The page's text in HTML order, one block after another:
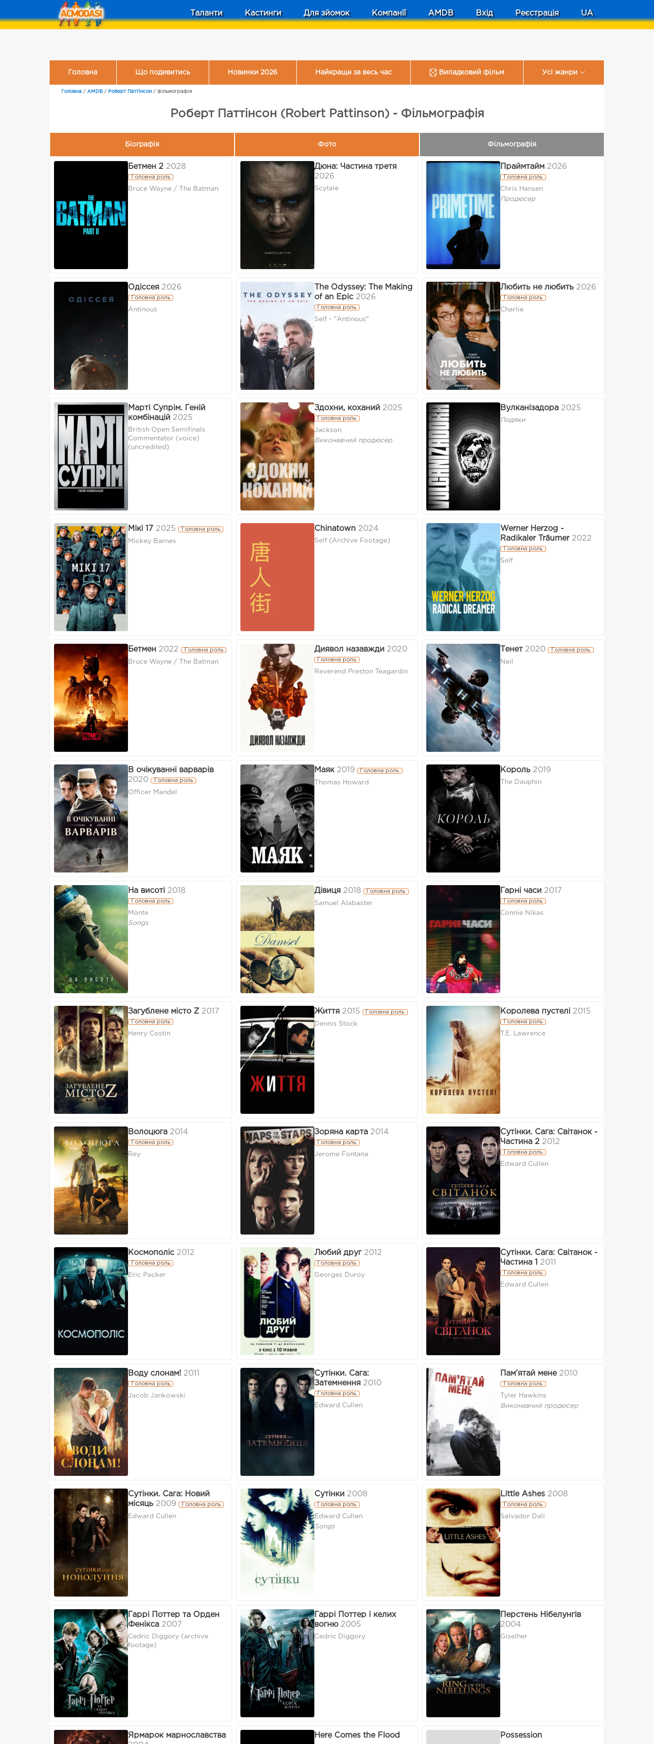
Таланти Кастинги Для зйомок Компанії AMDB Вхід Реєстрація UA
Головна Що подивитись Новинки 2026 Найкраще за весь час Випадковий фільм Усі жанри
Головна / AMDB / Роберт Паттінсон / Фільмографія
Роберт Паттінсон (Robert Pattinson) - Фільмографія
Біографія Фото Фільмографія
Бетмен 2 2028
Головна роль
Bruce Wayne / The Batman
Дюна: Частина третя
2026
Scytale
Праймтайм 2026
Головна роль
Chris Hansen
Продюсер
Одіссея 2026
Головна роль
Antinous
The Odyssey: The Making
of an Epic 2026
Головна роль
Self - "Antinous"
Любить не любить 2026
Головна роль
Charlie
Марті Супрім. Геній
комбінацій 2025
British Open Semifinals
Commentator (voice)
(uncredited)
Здохни, коханий 2025
Головна роль
Jackson
Виконавчий продюсер
Вулканізадора 2025
Подяки
Мікі 17 2025 Головна роль
Mickey Barnes
Chinatown 2024
Self (Archive Footage)
Werner Herzog -
Radikaler Träumer 2022
Головна роль
Self
Бетмен 2022 Головна роль
Bruce Wayne / The Batman
Диявол назавжди 2020
Головна роль
Reverend Preston Teagardin
Тенет 2020 Головна роль
Neil
В очікуванні варварів
2020
Головна роль
Officer Mandel
Маяк 2019 Головна роль
Thomas Howard
Король 2019
The Dauphin
На висоті 2018
Головна роль
Monte
Songs
Дівиця 2018 Головна роль
Samuel Alabaster
Гарні часи 2017
Головна роль
Connie Nikas
Загублене місто Z 2017
Головна роль
Henry Costin
Життя 2015 Головна роль
Dennis Stock
Королева пустелі 2015
Головна роль
T.E. Lawrence
Волоцюга 2014
Головна роль
Rey
Зоряна карта 2014
Головна роль
Jerome Fontana
Сутінки. Сага: Світанок -
Частина 2 2012
Головна роль
Edward Cullen
Космополіс 2012
Головна роль
Eric Packer
Любий друг 2012
Головна роль
Georges Duroy
Сутінки. Сага: Світанок -
Частина 1
2011
Головна роль
Edward Cullen
Воду слонам! 2011
Головна роль
Jacob Jankowski
Сутінки. Сага:
Затемнення 2010
Головна роль
Edward Cullen
Пам’ятай мене 2010
Головна роль
Tyler Hawkins
Виконавчий продюсер
Сутінки. Сага: Новий
місяць 2009 Головна роль
Edward Cullen
Сутінки 2008
Головна роль
Edward Cullen
Songs
Little Ashes 2008
Головна роль
Salvador Dalí
Гаррі Поттер та Орден
Фенікса 2007
Cedric Diggory (archive
footage)
Гаррі Поттер і келих
вогню 2005
Cedric Diggory
Перстень Нібелунгів
2004
Giselher
Ярмарок марнославства
Here Comes the Flood Possession